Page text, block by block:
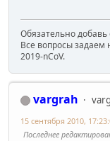
Обязательно добавь
Все вопросы задаем
2019-nCoV.
vargrah
15 сентября 2010,
Последнее